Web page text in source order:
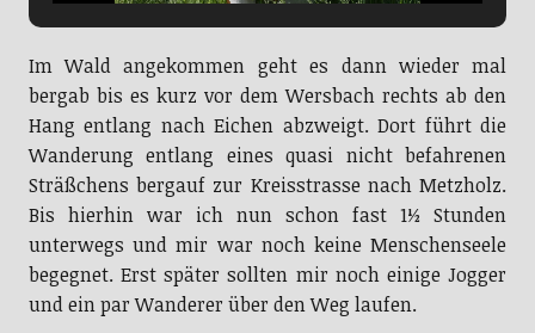
Im Wald angekommen geht es dann wieder mal
bergab bis es kurz vor dem Wersbach rechts ab den
Hang entlang nach Eichen abzweigt. Dort führt die
Wanderung entlang eines quasi nicht befahrenen
Sträßchens bergauf zur Kreisstrasse nach Metzholz.
Bis hierhin war ich nun schon fast 1½ Stunden
unterwegs und mir war noch keine Menschenseele
begegnet. Erst später sollten mir noch einige Jogger
und ein par Wanderer über den Weg laufen.